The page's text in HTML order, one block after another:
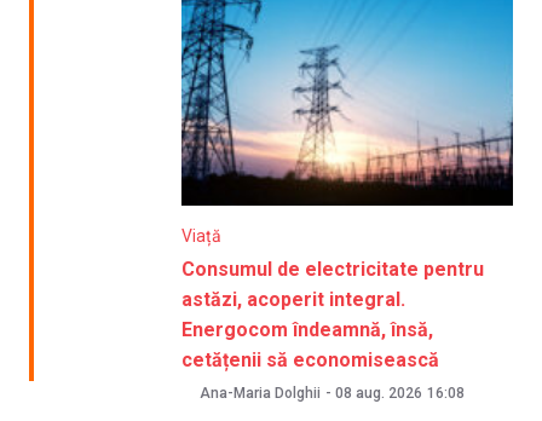
Viață
Consumul de electricitate pentru
astăzi, acoperit integral.
Energocom îndeamnă, însă,
cetățenii să economisească
Ana-Maria Dolghii - 08 aug. 2026 16:08